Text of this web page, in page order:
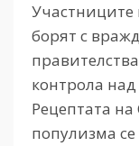
Участниците
борят с
контрола
Рецептата
популизма